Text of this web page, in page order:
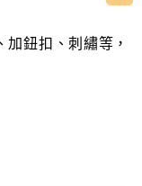
鈕扣、刺繡等，